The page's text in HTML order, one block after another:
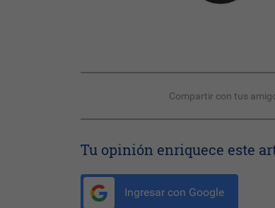
Compartir con tus
Tu opinión enriquece este
Ingresar con Google